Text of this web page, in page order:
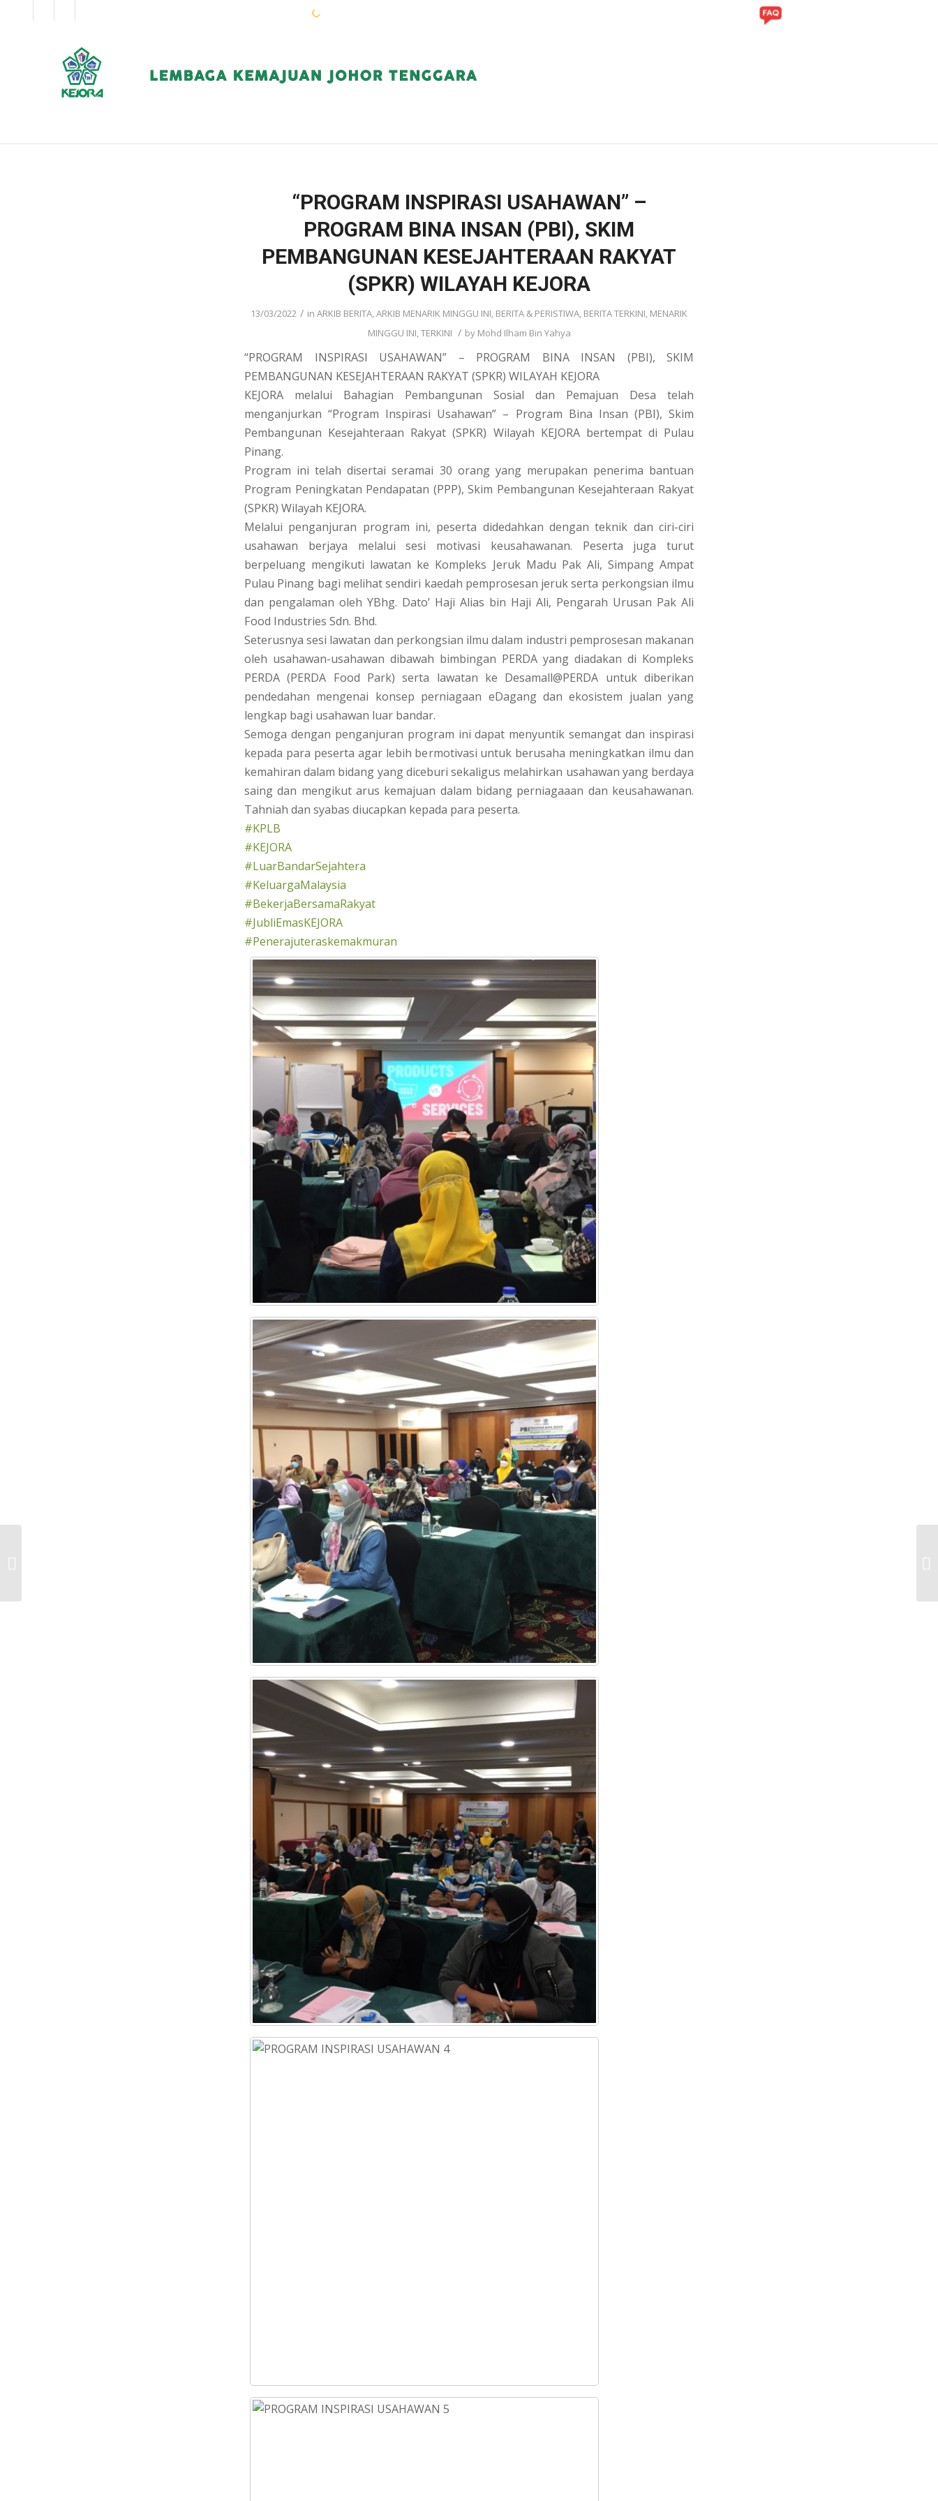
“PROGRAM INSPIRASI USAHAWAN” –
PROGRAM BINA INSAN (PBI), SKIM
PEMBANGUNAN KESEJAHTERAAN RAKYAT
(SPKR) WILAYAH KEJORA
13/03/2022 / in ARKIB BERITA,ARKIB MENARIK MINGGU INI, BERITA & PERISTIWA, BERITA TERKINI, MENARIK
MINGGU INI,TERKINI / by Mohd Ilham Bin Yahya
“PROGRAM INSPIRASI USAHAWAN” – PROGRAM BINA INSAN (PBI), SKIM
PEMBANGUNAN KESEJAHTERAAN RAKYAT (SPKR) WILAYAH KEJORA
KEJORA melalui Bahagian Pembangunan Sosial dan Pemajuan Desa telah
menganjurkan “Program Inspirasi Usahawan” – Program Bina Insan (PBI), Skim
Pembangunan Kesejahteraan Rakyat (SPKR) Wilayah KEJORA bertempat di Pulau
Pinang.
Program ini telah disertai seramai 30 orang yang merupakan penerima bantuan
Program Peningkatan Pendapatan (PPP), Skim Pembangunan Kesejahteraan Rakyat
(SPKR) Wilayah KEJORA.
Melalui penganjuran program ini, peserta didedahkan dengan teknik dan ciri-ciri
usahawan berjaya melalui sesi motivasi keusahawanan. Peserta juga turut
berpeluang mengikuti lawatan ke Kompleks Jeruk Madu Pak Ali, Simpang Ampat
Pulau Pinang bagi melihat sendiri kaedah pemprosesan jeruk serta perkongsian ilmu
dan pengalaman oleh YBhg. Dato’ Haji Alias bin Haji Ali, Pengarah Urusan Pak Ali
Food Industries Sdn. Bhd.
Seterusnya sesi lawatan dan perkongsian ilmu dalam industri pemprosesan makanan
oleh usahawan-usahawan dibawah bimbingan PERDA yang diadakan di Kompleks
PERDA (PERDA Food Park) serta lawatan ke Desamall@PERDA untuk diberikan
pendedahan mengenai konsep perniagaan eDagang dan ekosistem jualan yang
lengkap bagi usahawan luar bandar.
Semoga dengan penganjuran program ini dapat menyuntik semangat dan inspirasi
kepada para peserta agar lebih bermotivasi untuk berusaha meningkatkan ilmu dan
kemahiran dalam bidang yang diceburi sekaligus melahirkan usahawan yang berdaya
saing dan mengikut arus kemajuan dalam bidang perniagaaan dan keusahawanan.
Tahniah dan syabas diucapkan kepada para peserta.
#KPLB
#KEJORA
#LuarBandarSejahtera
#KeluargaMalaysia
#BekerjaBersamaRakyat
#JubliEmasKEJORA
#Penerajuteraskemakmuran